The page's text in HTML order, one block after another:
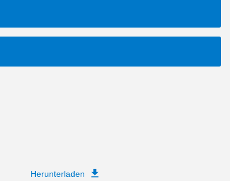
Herunterladen